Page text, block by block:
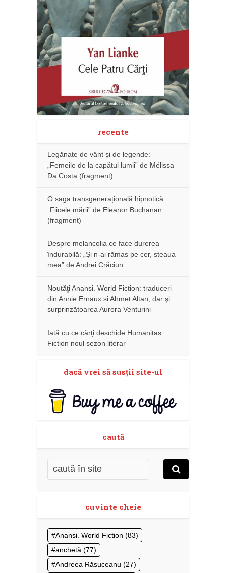
recente
Legănate de vânt și de legende:
„Femeile de la capătul lumii” de Mélissa
Da Costa (fragment)
O saga transgenerațională hipnotică:
„Fiicele mării” de Eleanor Buchanan
(fragment)
Despre melancolia ce face durerea
îndurabilă: „Și n-ai rămas pe cer, steaua
mea” de Andrei Crăciun
Noutăţi Anansi. World Fiction: traduceri
din Annie Ernaux și Ahmet Altan, dar şi
surprinzătoarea Aurora Venturini
Iată cu ce cărţi deschide Humanitas
Fiction noul sezon literar
dacă vrei să susţii site-ul
caută
cuvinte cheie
Anansi. World Fiction (83)
anchetă (77)
Andreea Răsuceanu (27)